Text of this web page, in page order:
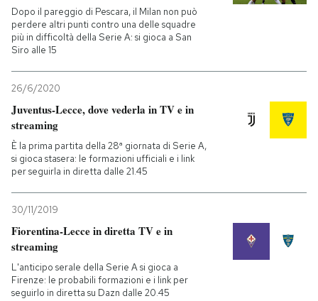
Dopo il pareggio di Pescara, il Milan non può
perdere altri punti contro una delle squadre
più in difficoltà della Serie A: si gioca a San
Siro alle 15
26/6/2020
Juventus-Lecce, dove vederla in TV e in
streaming
È la prima partita della 28ª giornata di Serie A,
si gioca stasera: le formazioni ufficiali e i link
per seguirla in diretta dalle 21.45
30/11/2019
Fiorentina-Lecce in diretta TV e in
streaming
L'anticipo serale della Serie A si gioca a
Firenze: le probabili formazioni e i link per
seguirlo in diretta su Dazn dalle 20.45